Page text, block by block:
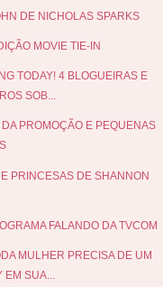
DE NICHOLAS SPARKS
MOVIE TIE-IN
TODAY! 4 BLOGUEIRAS E
SOB...
DA PROMOÇÃO E PEQUENAS
PRINCESAS DE SHANNON
FALANDO DA TVCOM
MULHER PRECISA DE UM
EM SUA...